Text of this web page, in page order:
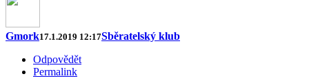
Gmork17.1.2019 12:17Sběratelský klub
Odpovědět
Permalink